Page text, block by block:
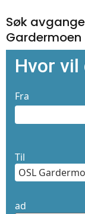
Søk
Gardermoen
Hvor vil
Fra
Til
ad